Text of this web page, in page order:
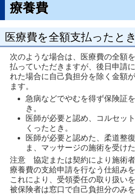
療養費
医療費を全額支払ったとき
次のような場合は、医療費の全額
払っていただきますが、後日申請
れた場合に自己負担分を除く金額
ます。
急病などでやむを得ず保険証
き。
医師が必要と認め、コルセッ
くったとき。
医師が必要と認めた、柔道整
ま、マッサージの施術を受けた
注意 協定または契約により施術
療養費の支給申請を行なう仕組み
これにより、受領委任の取り扱い
被保険者は窓口で自己負担分のみを